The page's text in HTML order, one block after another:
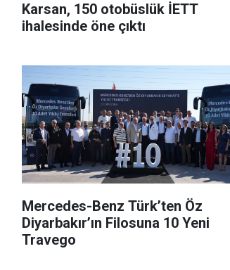
Karsan, 150 otobüslük İETT
ihalesinde öne çıktı
Mercedes-Benz Türk’ten Öz
Diyarbakır’ın Filosuna 10 Yeni
Travego